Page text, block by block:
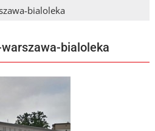
bialoleka
bialoleka